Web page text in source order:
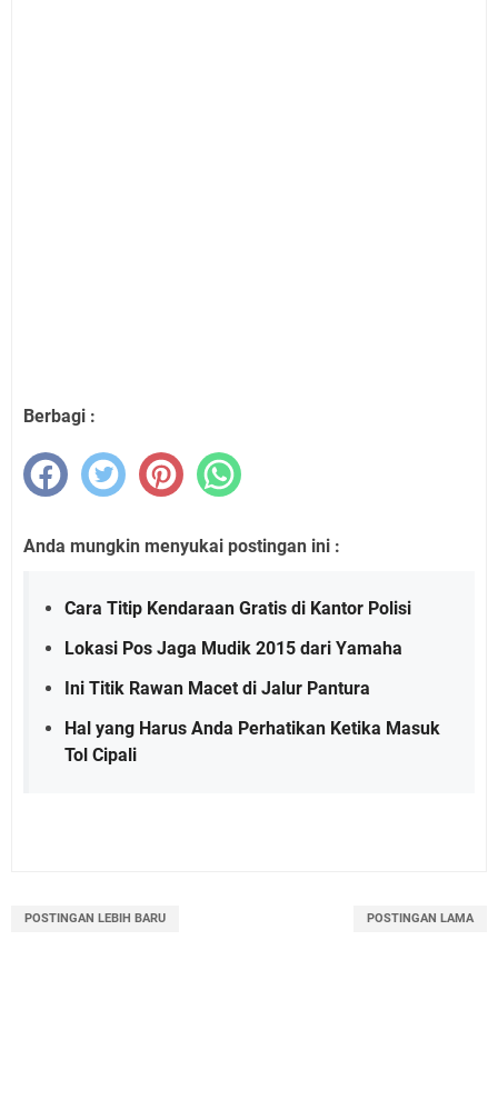
Berbagi :
Anda mungkin menyukai postingan ini :
Cara Titip Kendaraan Gratis di Kantor Polisi
Lokasi Pos Jaga Mudik 2015 dari Yamaha
Ini Titik Rawan Macet di Jalur Pantura
Hal yang Harus Anda Perhatikan Ketika Masuk
Tol Cipali
POSTINGAN LEBIH BARU POSTINGAN LAMA